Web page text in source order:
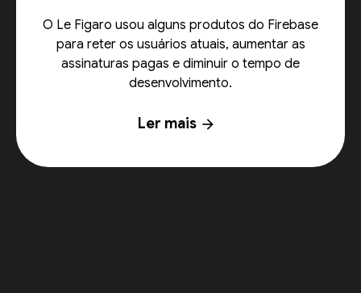
O Le Figaro usou alguns produtos do Firebase
para reter os usuários atuais, aumentar as
assinaturas pagas e diminuir o tempo de
desenvolvimento.
Ler mais arrow_forward